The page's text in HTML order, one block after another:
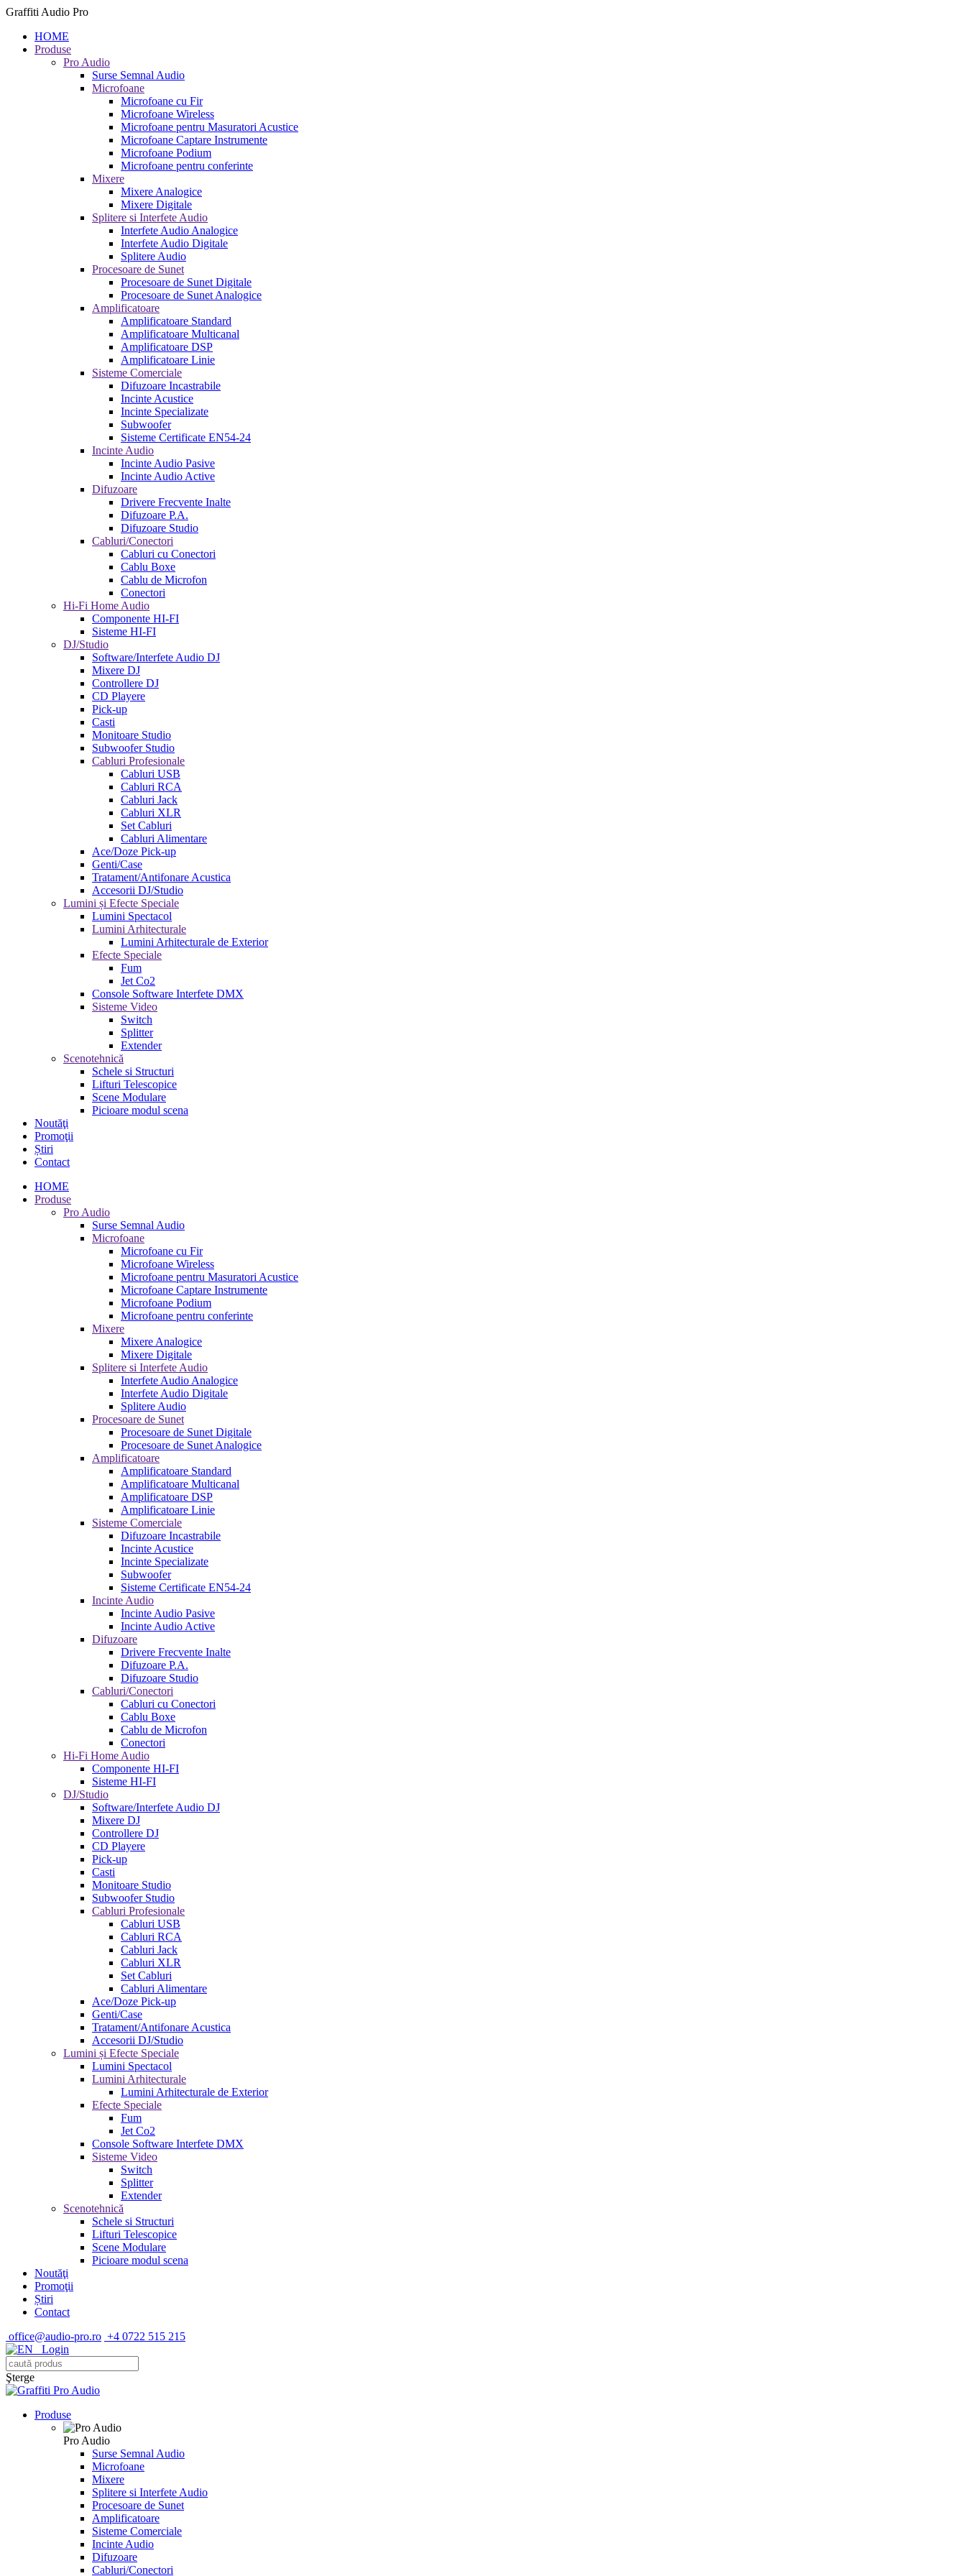
Graffiti Audio Pro
HOME
Produse
Pro Audio
Surse Semnal Audio
Microfoane
Microfoane cu Fir
Microfoane Wireless
Microfoane pentru Masuratori Acustice
Microfoane Captare Instrumente
Microfoane Podium
Microfoane pentru conferinte
Mixere
Mixere Analogice
Mixere Digitale
Splitere si Interfete Audio
Interfete Audio Analogice
Interfete Audio Digitale
Splitere Audio
Procesoare de Sunet
Procesoare de Sunet Digitale
Procesoare de Sunet Analogice
Amplificatoare
Amplificatoare Standard
Amplificatoare Multicanal
Amplificatoare DSP
Amplificatoare Linie
Sisteme Comerciale
Difuzoare Incastrabile
Incinte Acustice
Incinte Specializate
Subwoofer
Sisteme Certificate EN54-24
Incinte Audio
Incinte Audio Pasive
Incinte Audio Active
Difuzoare
Drivere Frecvente Inalte
Difuzoare P.A.
Difuzoare Studio
Cabluri/Conectori
Cabluri cu Conectori
Cablu Boxe
Cablu de Microfon
Conectori
Hi-Fi Home Audio
Componente HI-FI
Sisteme HI-FI
DJ/Studio
Software/Interfete Audio DJ
Mixere DJ
Controllere DJ
CD Playere
Pick-up
Casti
Monitoare Studio
Subwoofer Studio
Cabluri Profesionale
Cabluri USB
Cabluri RCA
Cabluri Jack
Cabluri XLR
Set Cabluri
Cabluri Alimentare
Ace/Doze Pick-up
Genti/Case
Tratament/Antifonare Acustica
Accesorii DJ/Studio
Lumini și Efecte Speciale
Lumini Spectacol
Lumini Arhitecturale
Lumini Arhitecturale de Exterior
Efecte Speciale
Fum
Jet Co2
Console Software Interfete DMX
Sisteme Video
Switch
Splitter
Extender
Scenotehnică
Schele si Structuri
Lifturi Telescopice
Scene Modulare
Picioare modul scena
Noutăţi
Promoţii
Știri
Contact
HOME
Produse
Pro Audio
Surse Semnal Audio
Microfoane
Microfoane cu Fir
Microfoane Wireless
Microfoane pentru Masuratori Acustice
Microfoane Captare Instrumente
Microfoane Podium
Microfoane pentru conferinte
Mixere
Mixere Analogice
Mixere Digitale
Splitere si Interfete Audio
Interfete Audio Analogice
Interfete Audio Digitale
Splitere Audio
Procesoare de Sunet
Procesoare de Sunet Digitale
Procesoare de Sunet Analogice
Amplificatoare
Amplificatoare Standard
Amplificatoare Multicanal
Amplificatoare DSP
Amplificatoare Linie
Sisteme Comerciale
Difuzoare Incastrabile
Incinte Acustice
Incinte Specializate
Subwoofer
Sisteme Certificate EN54-24
Incinte Audio
Incinte Audio Pasive
Incinte Audio Active
Difuzoare
Drivere Frecvente Inalte
Difuzoare P.A.
Difuzoare Studio
Cabluri/Conectori
Cabluri cu Conectori
Cablu Boxe
Cablu de Microfon
Conectori
Hi-Fi Home Audio
Componente HI-FI
Sisteme HI-FI
DJ/Studio
Software/Interfete Audio DJ
Mixere DJ
Controllere DJ
CD Playere
Pick-up
Casti
Monitoare Studio
Subwoofer Studio
Cabluri Profesionale
Cabluri USB
Cabluri RCA
Cabluri Jack
Cabluri XLR
Set Cabluri
Cabluri Alimentare
Ace/Doze Pick-up
Genti/Case
Tratament/Antifonare Acustica
Accesorii DJ/Studio
Lumini și Efecte Speciale
Lumini Spectacol
Lumini Arhitecturale
Lumini Arhitecturale de Exterior
Efecte Speciale
Fum
Jet Co2
Console Software Interfete DMX
Sisteme Video
Switch
Splitter
Extender
Scenotehnică
Schele si Structuri
Lifturi Telescopice
Scene Modulare
Picioare modul scena
Noutăţi
Promoţii
Știri
Contact
office@audio-pro.ro +4 0722 515 215
Login
Şterge
Produse
Pro Audio
Surse Semnal Audio
Microfoane
Mixere
Splitere si Interfete Audio
Procesoare de Sunet
Amplificatoare
Sisteme Comerciale
Incinte Audio
Difuzoare
Cabluri/Conectori